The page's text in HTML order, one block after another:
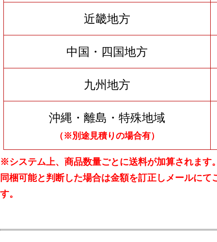
近畿地方
中国・四国地方
九州地方
沖縄・離島・特殊地域
（※別途見積りの場合有）
※システム上、商品数量ごとに送料が加算されます
同梱可能と判断した場合は金額を訂正しメールにて
す。